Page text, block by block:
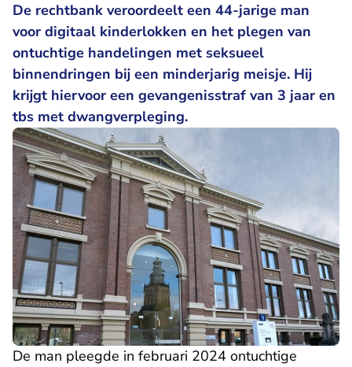
De rechtbank veroordeelt een 44-jarige man
voor digitaal kinderlokken en het plegen van
ontuchtige handelingen met seksueel
binnendringen bij een minderjarig meisje. Hij
krijgt hiervoor een gevangenisstraf van 3 jaar en
tbs met dwangverpleging.
De man pleegde in februari 2024 ontuchtige